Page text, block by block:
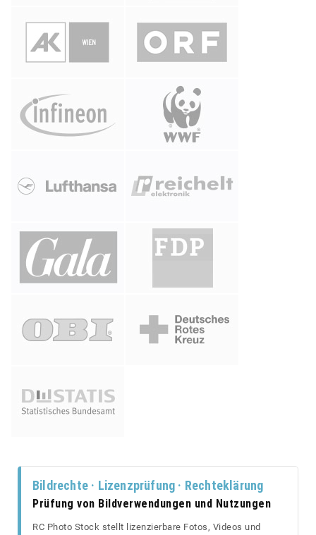
Bildrechte · Lizenzprüfung · Rechteklärung
Prüfung von Bildverwendungen und Nutzungen
RC Photo Stock stellt lizenzierbare Fotos, Videos und